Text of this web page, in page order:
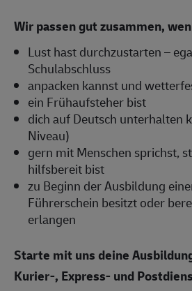
Wir passen gut zusammen,
Lust hast durchzustarten –
Schulabschluss
anpacken kannst und
ein Frühaufsteher bist
dich auf Deutsch unterhalten
Niveau)
gern mit Menschen sprichst,
hilfsbereit bist
zu Beginn der Ausbildung
Führerschein besitzt oder
erlangen
Starte mit uns deine
Kurier-, Express- und